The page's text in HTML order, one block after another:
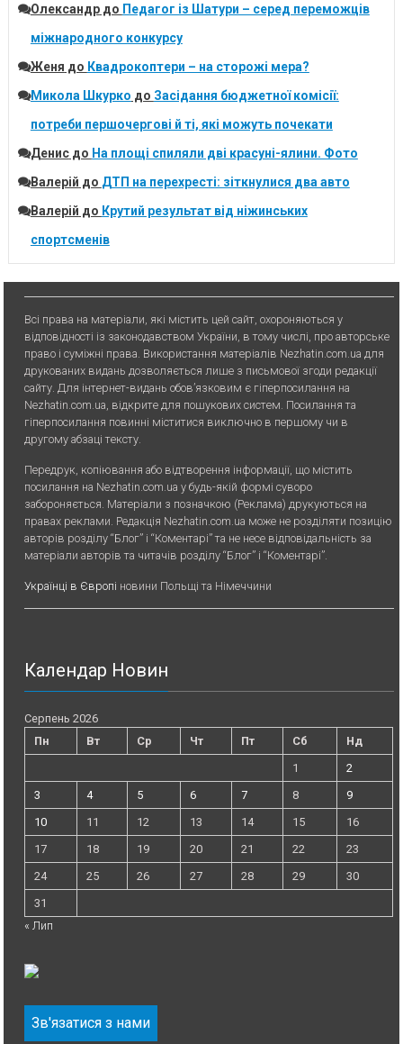
Олександрдо Педагог із Шатури – серед переможців
міжнародного конкурсу
Женя до Квадрокоптери – на сторожі мера?
Микола Шкурко до Засідання бюджетної комісії:
потреби першочергові й ті, які можуть почекати
Денисдо На площі спиляли дві красуні-ялини. Фото
Валерій до ДТП на перехресті: зіткнулися два авто
Валерій до Крутий результат від ніжинських
спортсменів
Всі права на матеріали, які містить цей сайт, охороняються у
відповідності із законодавством України, в тому числі, про авторське
право і суміжні права. Використання матерiалiв Nezhatin.com.ua для
друкованих видань дозволяється лише з письмової згоди редакції
сайту. Для iнтернет-видань обов’язковим є гiперпосилання на
Nezhatin.com.ua, відкрите для пошукових систем. Посилання та
гіперпосилання повинні міститися виключно в першому чи в
другому абзаці тексту.
Передрук, копiювання або вiдтворення iнформацiї, що мiстить
посилання на Nezhatin.com.ua у будь-якiй формi суворо
забороняється. Матеріали з позначкою (Реклама) друкуються на
правах реклами. Редакція Nezhatin.com.ua може не розділяти позицію
авторів розділу “Блог” і “Коментарі” та не несе відповідальність за
матеріали авторів та читачів розділу “Блог” і “Коментарі”.
Українці в Європі новини Польщі та Німеччини
Календар Новин
Серпень 2026
Пн
Вт Ср Чт Пт Сб
Нд
1
2
3
4 5 6 7 8
9
10
11 12 13 14 15
16
17
18 19 20 21 22
23
24
25 26 27 28 29
30
31
« Лип
Зв'язатися з нами